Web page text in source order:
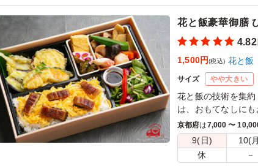
花と飯豪華御膳
4.82
1,500円(税込) 花と飯
サイズ やや大きい
花と飯の技術を集
は、おもてなしにも
※サラダのお花はエ
す。
※仕入れが不安定な
京都府は7,000 〜
9(日) 10(
休 －